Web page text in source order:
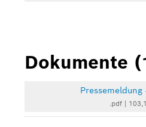
Dokumente
.pdf